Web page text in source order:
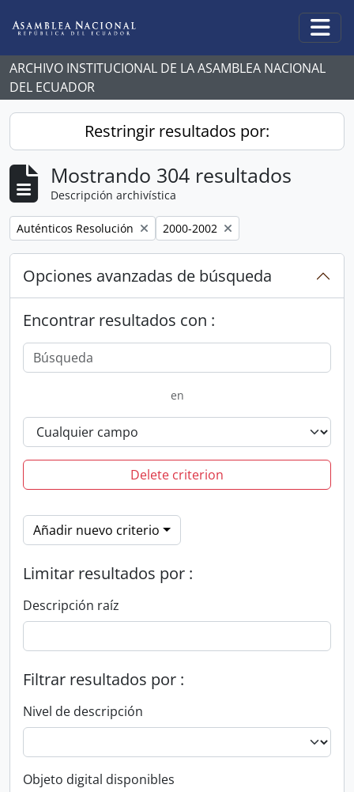
ARCHIVO INSTITUCIONAL DE LA ASAMBLEA NACIONAL
DEL ECUADOR
Restringir resultados por:
Mostrando 304 resultados
Descripción archivística
Remove filter:
Auténticos Resolución Remove filter:
2000-2002
Opciones avanzadas de búsqueda
Encontrar resultados con :
en
Delete criterion
Añadir nuevo criterio
Limitar resultados por :
Descripción raíz
Filtrar resultados por :
Nivel de descripción
Objeto digital disponibles